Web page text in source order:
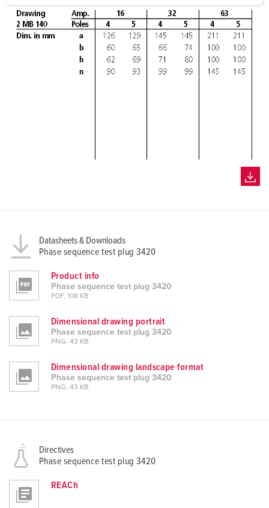
a
h
l
Datasheets & Downloads
Phase sequence test plug 3420
Product info
Phase sequence test plug 3420
PDF, 108 KB
Dimensional drawing portrait
Phase sequence test plug 3420
PNG, 43 KB
Dimensional drawing landscape format
Phase sequence test plug 3420
PNG, 43 KB
Directives
Phase sequence test plug 3420
REACh